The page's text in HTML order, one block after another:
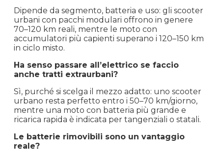
Dipende da segmento, batteria e uso: gli scooter
urbani con pacchi modulari offrono in genere
70–120 km reali, mentre le moto con
accumulatori più capienti superano i 120–150 km
in ciclo misto.
Ha senso passare all’elettrico se faccio
anche tratti extraurbani?
Sì, purché si scelga il mezzo adatto: uno scooter
urbano resta perfetto entro i 50–70 km/giorno,
mentre una moto con batteria più grande e
ricarica rapida è indicata per tangenziali o statali.
Le batterie rimovibili sono un vantaggio
reale?